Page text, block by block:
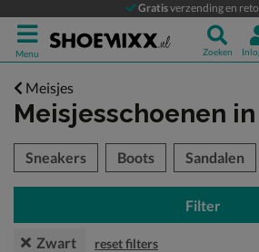
Gratisverzending en
Menu Zoeken
Meisjes
Meisjesschoenen
over
Sneakers Boots Sandalen
Filter
Zwart reset filters